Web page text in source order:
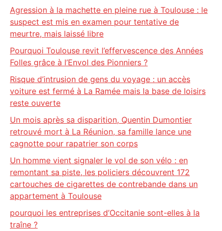
Agression à la machette en pleine rue à Toulouse : le
suspect est mis en examen pour tentative de
meurtre, mais laissé libre
Pourquoi Toulouse revit l’effervescence des Années
Folles grâce à l’Envol des Pionniers ?
Risque d’intrusion de gens du voyage : un accès
voiture est fermé à La Ramée mais la base de loisirs
reste ouverte
Un mois après sa disparition, Quentin Dumontier
retrouvé mort à La Réunion, sa famille lance une
cagnotte pour rapatrier son corps
Un homme vient signaler le vol de son vélo : en
remontant sa piste, les policiers découvrent 172
cartouches de cigarettes de contrebande dans un
appartement à Toulouse
pourquoi les entreprises d’Occitanie sont-elles à la
traîne ?